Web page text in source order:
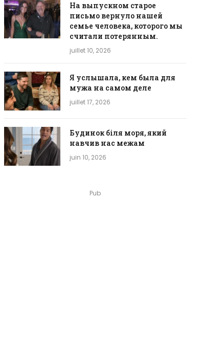
На выпускном старое
письмо вернуло нашей
семье человека, которого мы
считали потерянным.
juillet 10, 2026
Я услышала, кем была для
мужа на самом деле
juillet 17, 2026
Будинок біля моря, який
навчив нас межам
juin 10, 2026
Pub